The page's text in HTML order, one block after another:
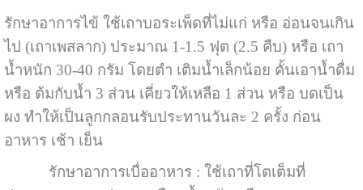
รักษาอาการไข้ ใช้เถาบอระเพ็ดที่ไม่แก่ หรือ อ่อนจนเกิน
ไป (เถาเพสลาก) ประมาณ 1-1.5 ฟุต (2.5 คืบ) หรือ เถา
น้ำหนัก 30-40 กรัม โดยตำ เติมน้ำเล็กน้อย คั้นเอาน้ำดื่ม
หรือ ต้มกับน้ำ 3 ส่วน เคี่ยวให้เหลือ 1 ส่วน หรือ บดเป็น
ผง ทำให้เป็นลูกกลอนรับประทานวันละ 2 ครั้ง ก่อน
อาหาร เช้า เย็น
รักษาอาการเบื่ออาหาร : ใช้เถาที่โตเต็มที่